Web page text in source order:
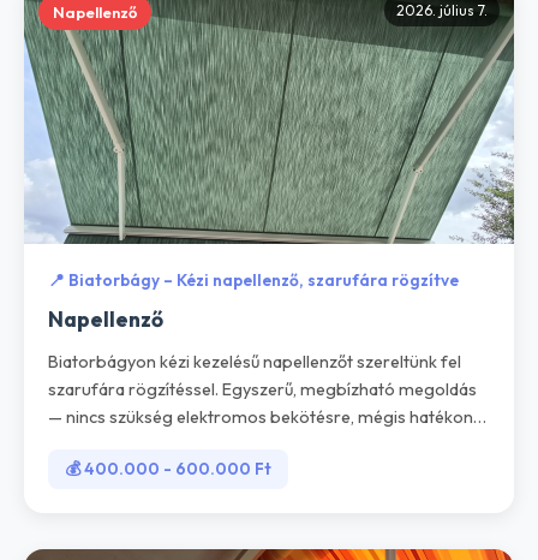
Napellenző 2026. július 7.
📍 Biatorbágy – Kézi napellenző, szarufára rögzítve
Napellenző
Biatorbágyon kézi kezelésű napellenzőt szereltünk fel
szarufára rögzítéssel. Egyszerű, megbízható megoldás
— nincs szükség elektromos bekötésre, mégis hatékony
kivitelezéssel.
💰 400.000 - 600.000 Ft